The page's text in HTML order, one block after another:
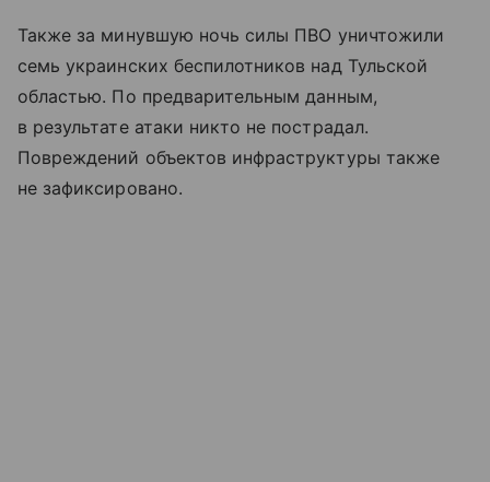
Также за минувшую ночь силы ПВО уничтожили
семь украинских беспилотников над Тульской
областью. По предварительным данным,
в результате атаки никто не пострадал.
Повреждений объектов инфраструктуры также
не зафиксировано.